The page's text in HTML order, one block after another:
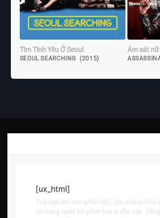
Tìm Tình Yêu Ở Seoul
SEOUL SEARCHING (2015)
Ám sát